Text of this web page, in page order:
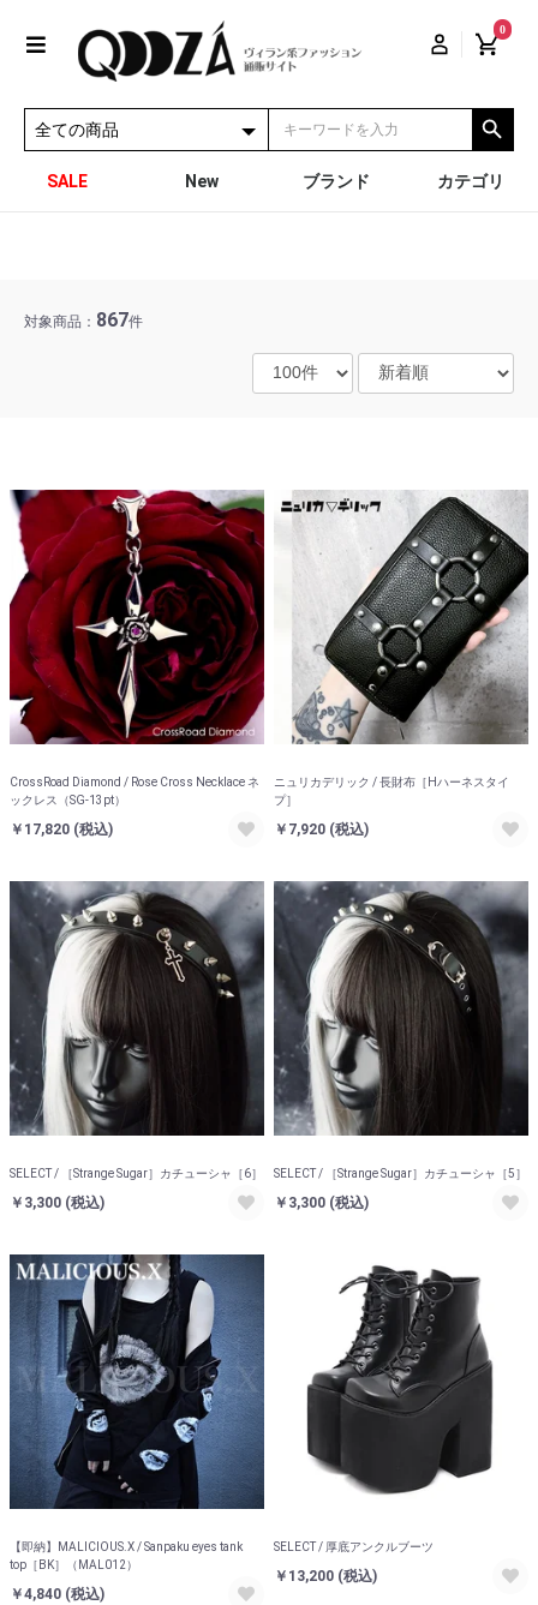
0
SALE New ブランド カテゴリ
対象商品： 867件
CrossRoad Diamond / Rose Cross Necklace ネ
ックレス（SG-13pt）
￥17,820 (税込)
ニュリカデリック / 長財布［Hハーネスタイ
プ］
￥7,920 (税込)
SELECT / ［Strange Sugar］カチューシャ［6］
￥3,300 (税込)
SELECT / ［Strange Sugar］カチューシャ［5］
￥3,300 (税込)
【即納】MALICIOUS.X / Sanpaku eyes tank
top［BK］（MAL012）
￥4,840 (税込)
SELECT / 厚底アンクルブーツ
￥13,200 (税込)